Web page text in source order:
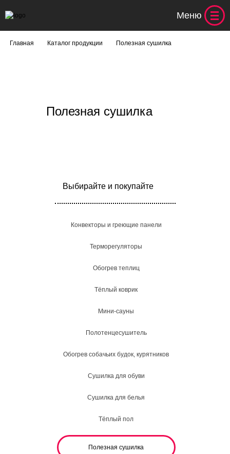
Меню
Главная Каталог продукции Полезная сушилка
Полезная сушилка
Выбирайте и покупайте
Конвекторы и греющие панели
Терморегуляторы
Обогрев теплиц
Тёплый коврик
Мини-сауны
Полотенцесушитель
Обогрев собачьих будок, курятников
Сушилка для обуви
Сушилка для белья
Тёплый пол
Полезная сушилка